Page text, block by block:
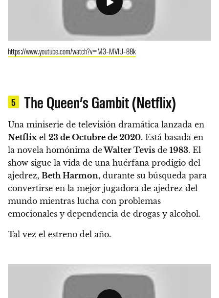
https://www.youtube.com/watch?v=M3-MVIU-88k
5 The Queen’s Gambit (Netflix)
Una miniserie de televisión dramática lanzada en
Netflix el 23 de Octubre de 2020. Está basada en
la novela homónima deWalter Tevis de 1983. El
show sigue la vida de una huérfana prodigio del
ajedrez, Beth Harmon, durante su búsqueda para
convertirse en la mejor jugadora de ajedrez del
mundo mientras lucha con problemas
emocionales y dependencia de drogas y alcohol.
Tal vez el estreno del año.